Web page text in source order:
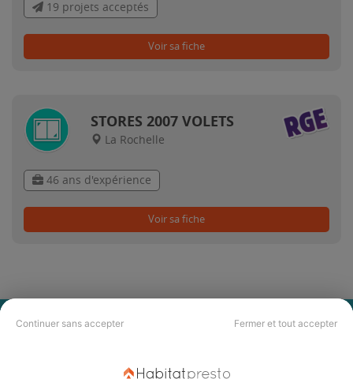
Continuer sans accepter Fermer et tout accepter
19 projets acceptés
Voir sa fiche
STORES 2007 VOLETS
La Rochelle
46 ans d'expérience
Voir sa fiche
PAS LE TEMPS DE
CHERCHER ?